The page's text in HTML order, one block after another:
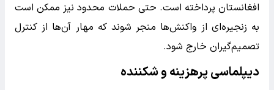
افغانستان پرداخته است. حتی حملات محدود نیز ممکن است
به زنجیره‌ای از واکنش‌ها منجر شوند که مهار آن‌ها از کنترل
تصمیم‌گیران خارج شود.
دیپلماسی پرهزینه و شکننده